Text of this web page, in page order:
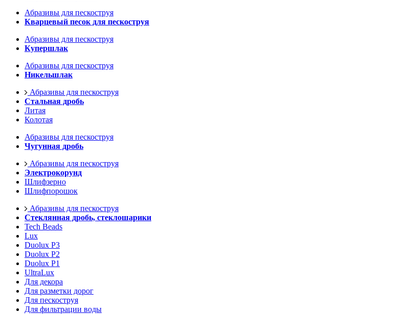
Абразивы для пескоструя
Кварцевый песок для пескоструя
Абразивы для пескоструя
Купершлак
Абразивы для пескоструя
Никельшлак
Абразивы для пескоструя
Стальная дробь
Литая
Колотая
Абразивы для пескоструя
Чугунная дробь
Абразивы для пескоструя
Электрокорунд
Шлифзерно
Шлифпорошок
Абразивы для пескоструя
Стеклянная дробь, стеклошарики
Tech Beads
Lux
Duolux P3
Duolux P2
Duolux P1
UltraLux
Для декора
Для разметки дорог
Для пескоструя
Для фильтрации воды